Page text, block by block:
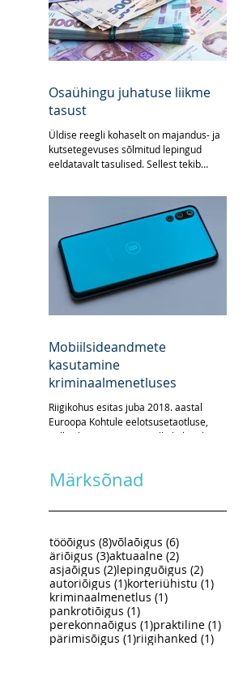
Osaühingu juhatuse liikme
tasust
Üldise reegli kohaselt on majandus- ja
kutsetegevuses sõlmitud lepingud
eeldatavalt tasulised. Sellest tekib
Mobiilsideandmete
kasutamine
kriminaalmenetluses
Riigikohus esitas juba 2018. aastal
Euroopa Kohtule eelotsusetaotluse,
milles küsis arvamust selle kohta, kas
Märksõnad
tööõigus (8)8 posts
võlaõigus (6)6 posts
äriõigus (3)3 posts
aktuaalne (2)2 posts
asjaõigus (2)2 posts
lepinguõigus (2)2 posts
autoriõigus (1)1 post
korteriühistu (1)1 post
kriminaalmenetlus (1)1 post
pankrotiõigus (1)1 post
perekonnaõigus (1)1 post
praktiline (1)1 post
pärimisõigus (1)1 post
riigihanked (1)1 post